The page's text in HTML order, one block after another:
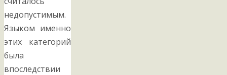
недопустимым.
Языком именно
этих категорий
была
впоследствии